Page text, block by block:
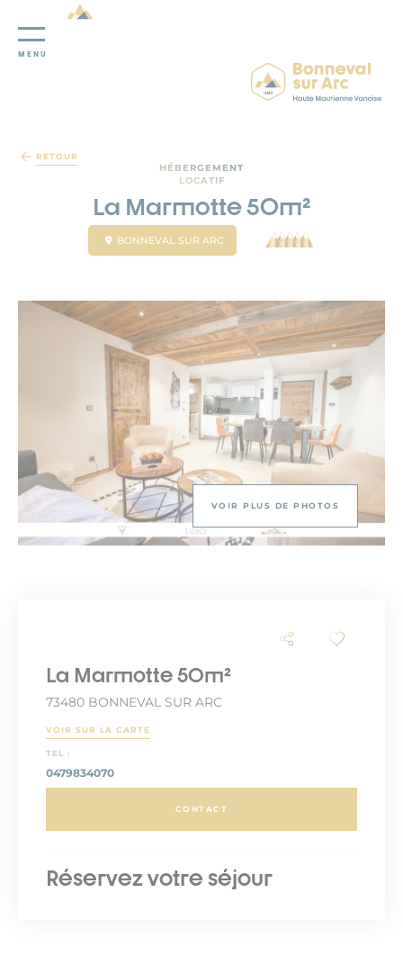
MENU
RETOUR
HÉBERGEMENT
LOCATIF
La Marmotte 50m²
BONNEVAL SUR ARC
VOIR PLUS DE PHOTOS
La Marmotte 50m²
73480 BONNEVAL SUR ARC
VOIR SUR LA CARTE
TEL :
0479834070
CONTACT
Réservez votre séjour